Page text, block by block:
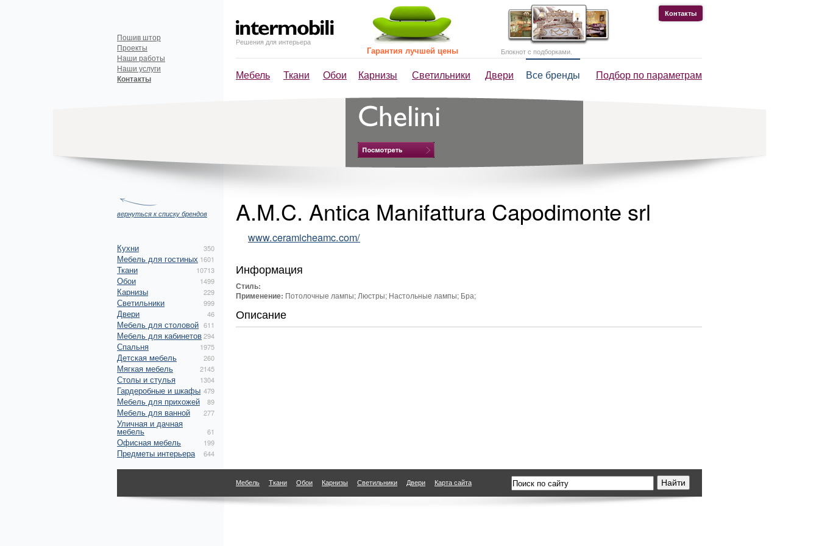
Решения для интерьера
Мебель Ткани Обои Карнизы Светильники Двери Все бренды Подбор по параметрам
Пошив штор
Проекты
Наши работы
Наши услуги
Контакты
Контакты
Гарантия лучшей цены Блокнот с подборками.
вернуться к списку брендов
Кухни 350
Мебель для гостиных 1601
Ткани 10713
Обои 1499
Карнизы 229
Светильники 999
Двери 46
Мебель для столовой 611
Мебель для кабинетов294
Спальня 1975
Детская мебель 260
Мягкая мебель 2145
Столы и стулья 1304
Гардеробные и шкафы 479
Мебель для прихожей 89
Мебель для ванной 277
Уличная и дачная
мебель 61
Офисная мебель 199
Предметы интерьера 644
A.M.C. Antica Manifattura Capodimonte srl
www.ceramicheamc.com/
Информация
Стиль:
Применение: Потолочные лампы; Люстры; Настольные лампы; Бра;
Описание
Мебель Ткани Обои Карнизы Светильники Двери Карта сайта